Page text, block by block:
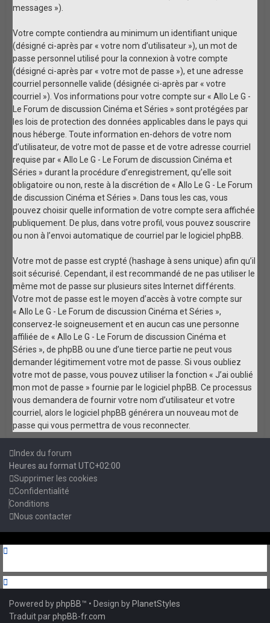
messages »).
Votre compte contiendra au minimum un identifiant unique
(désigné ci-après par « votre nom d’utilisateur »), un mot de
passe personnel utilisé pour la connexion à votre compte
(désigné ci-après par « votre mot de passe »), et une adresse
courriel personnelle valide (désignée ci-après par « votre
courriel »). Vos informations pour votre compte sur « Allo Le G -
Le Forum de discussion Cinéma et Séries » sont protégées par
les lois de protection des données applicables dans le pays qui
nous héberge. Toute information en-dehors de votre nom
d’utilisateur, de votre mot de passe et de votre adresse courriel
requise par « Allo Le G - Le Forum de discussion Cinéma et
Séries » durant la procédure d’enregistrement, qu’elle soit
obligatoire ou non, reste à la discrétion de « Allo Le G - Le Forum
de discussion Cinéma et Séries ». Dans tous les cas, vous
pouvez choisir quelle information de votre compte sera affichée
publiquement. De plus, dans votre profil, vous pouvez souscrire
ou non à l’envoi automatique de courriel par le logiciel phpBB.
Votre mot de passe est crypté (hashage à sens unique) afin qu’il
soit sécurisé. Cependant, il est recommandé de ne pas utiliser le
même mot de passe sur plusieurs sites Internet différents.
Votre mot de passe est le moyen d’accès à votre compte sur
« Allo Le G - Le Forum de discussion Cinéma et Séries »,
conservez-le soigneusement et en aucun cas une personne
affiliée de « Allo Le G - Le Forum de discussion Cinéma et
Séries », de phpBB ou une d’une tierce partie ne peut vous
demander légitimement votre mot de passe. Si vous oubliez
votre mot de passe, vous pouvez utiliser la fonction « J’ai oublié
mon mot de passe » fournie par le logiciel phpBB. Ce processus
vous demandera de fournir votre nom d’utilisateur et votre
courriel, alors le logiciel phpBB générera un nouveau mot de
passe qui vous permettra de vous reconnecter.
Index du forum
Heures au formatUTC+02:00
Supprimer les cookies
Confidentialité
Conditions
Nous contacter
Powered byphpBB™ • Design byPlanetStyles
Traduit parphpBB-fr.com